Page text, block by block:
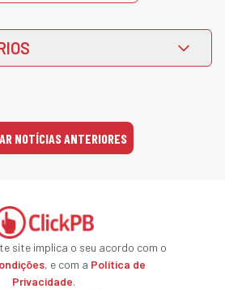
NOTÍCIAS ANTERIORES
site implica o seu acordo com o
, e com a Política de
Privacidade.